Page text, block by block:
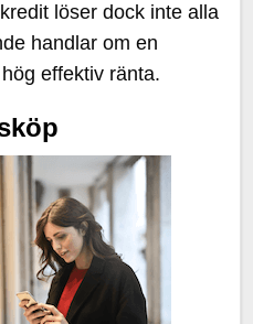
löser dock inte alla
handlar om en
effektiv ränta.